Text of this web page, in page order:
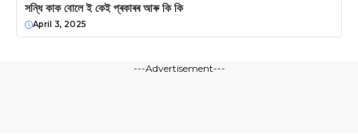
সন্ধি কাক বোলে ই কেই প্ৰকাৰৰ আৰু কি কি
April 3, 2025
---Advertisement---